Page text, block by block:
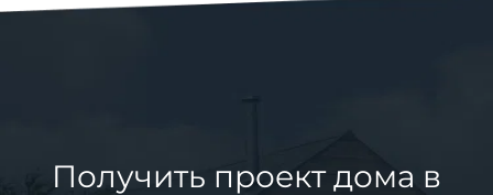
Получить проект дома в